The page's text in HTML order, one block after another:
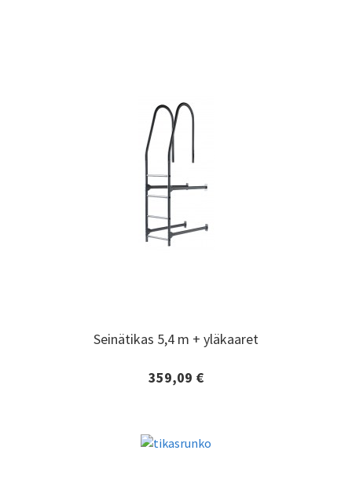
Seinätikas 5,4 m + yläkaaret
359,09 €
Seinätikas 5,4 m + yläkaaret
Lisätiedot ja tilaaminen